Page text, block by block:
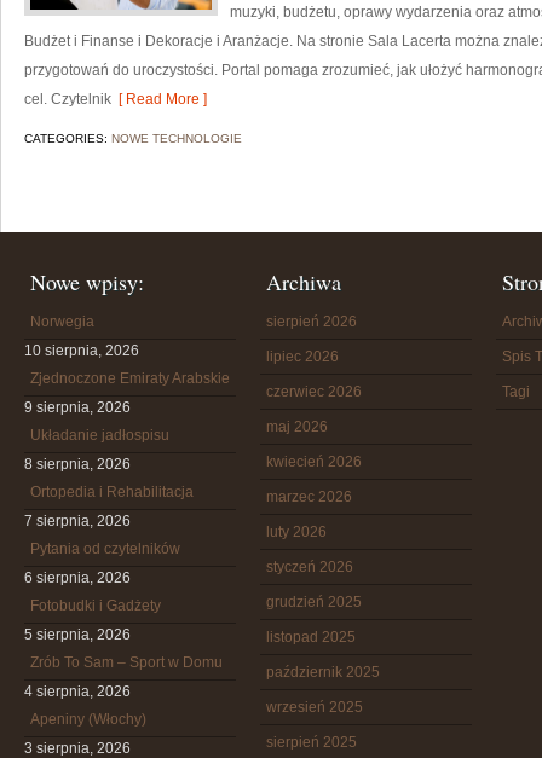
muzyki, budżetu, oprawy wydarzenia oraz
Budżet i Finanse i Dekoracje i Aranżacje. Na stronie Sala Lacerta można
przygotowań do uroczystości. Portal pomaga zrozumieć, jak ułożyć
cel. Czytelnik [ Read More ]
CATEGORIES: NOWE TECHNOLOGIE
Nowe wpisy:
Norwegia
10 sierpnia, 2026
Zjednoczone Emiraty Arabskie
9 sierpnia, 2026
Układanie jadłospisu
8 sierpnia, 2026
Ortopedia i Rehabilitacja
7 sierpnia, 2026
Pytania od czytelników
6 sierpnia, 2026
Fotobudki i Gadżety
5 sierpnia, 2026
Zrób To Sam – Sport w Domu
4 sierpnia, 2026
Apeniny (Włochy)
3 sierpnia, 2026
Archiwa
sierpień 2026
lipiec 2026
czerwiec 2026
maj 2026
kwiecień 2026
marzec 2026
luty 2026
styczeń 2026
grudzień 2025
listopad 2025
październik 2025
wrzesień 2025
sierpień 2025
Spis
Tagi